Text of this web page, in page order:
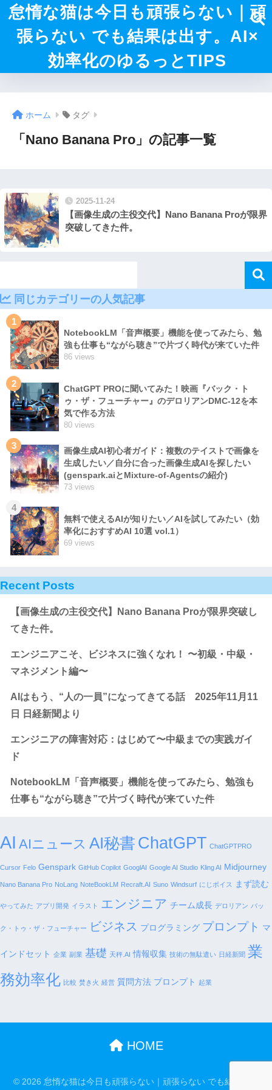
怠惰な猫は今日も頑張らない｜頑
張らない でも結果は出す。AI×
効率化のゆるっとTIPS
ホーム タグ
「Nano Banana Pro」の記事一覧
2025-11-24
【画像生成の主役交代】Nano Banana Proが限界
突破してきた件。
同じカテゴリーの人気記事
1
NotebookLM「音声概要」機能を使ってみたら、勉
強も仕事も“ながら聴き”で片づく時代が来ていた件
86 views
2
ChatGPT PROに聞いてみた！映画『バック・ト
ゥ・ザ・フューチャー』のデロリアンDMC-12を本
気で作る方法
80 views
3
画像生成AI初心者ガイド：複数のテイストで画像を
生成したい／自分に合った画像生成AIを探したい
(genspark.aiとMixture-of-Agentsの紹介)
73 views
4
無料で使えるAIが知りたい／AIを試してみたい（効
率化におすすめAI 10選 vol.1）
69 views
Recent Posts
【画像生成の主役交代】Nano Banana Proが限界突破し
てきた件。
エンジニアこそ、ビジネスに強くなれ！ 〜初級・中級・
マネジメント編〜
AIはもう、“人の一員”になってきてる話 2025年11月11
日 日経新聞より
エンジニアの障害対応：はじめて〜中級までの実践ガイ
ド
NotebookLM「音声概要」機能を使ってみたら、勉強も
仕事も“ながら聴き”で片づく時代が来ていた件
AI AIニュース AI秘書 ChatGPT ChatGPTPRO
Cursor Felo Genspark GitHub Copilot GooglAI Google AI Studio Kling AI Midjourney
Nano Banana Pro NoLang NoteBookLM Recraft.AI Suno Windsurf にじボイス まず読む
やってみた アプリ開発 イラスト エンジニア チーム成長 デロリアン バッ
ク・トゥ・ザ・フューチャー ビジネス プログラミング プロンプト マ
インドセット 企業 副業 基礎 天秤.AI 情報収集 技術の無駄遣い 日経新聞 業
務効率化 比較 焚き火 経営 質問方法 プロンプト 起業
HOME
© 2026 怠惰な猫は今日も頑張らない｜頑張らない でも結果は出